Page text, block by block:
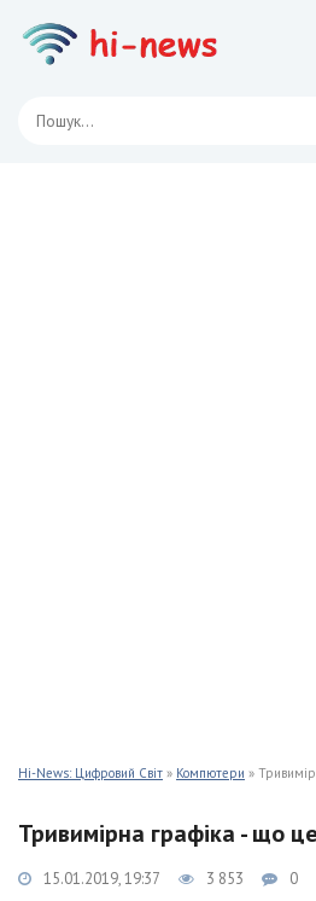
Hi-News: Цифровий Світ » Компютери »
Тривимірна графіка - що
15.01.2019, 19:37 3 853 0